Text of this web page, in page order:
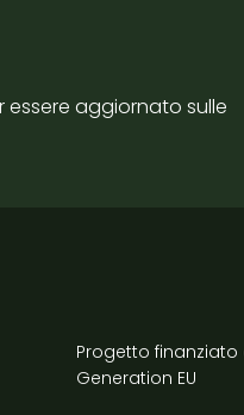
aggiornato sulle
Progetto finanziato
Generation EU